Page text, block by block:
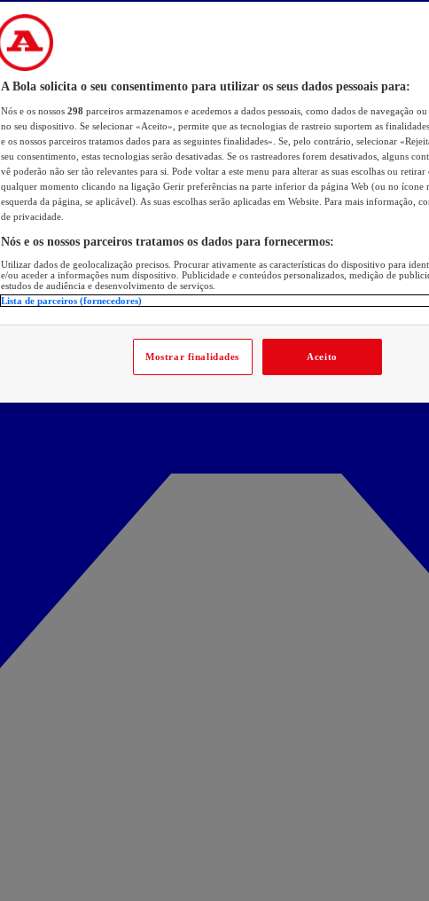
A Bola solicita o seu consentimento para utilizar os seus dados pessoais para:
Nós e os nossos 298 parceiros armazenamos e acedemos a dados pessoais, como dados de navegação
no seu dispositivo. Se selecionar «Aceito», permite que as tecnologias de rastreio suportem as
e os nossos parceiros tratamos dados para as seguintes finalidades». Se, pelo contrário, selecionar
seu consentimento, estas tecnologias serão desativadas. Se os rastreadores forem desativados, alguns
vê poderão não ser tão relevantes para si. Pode voltar a este menu para alterar as suas escolhas ou
qualquer momento clicando na ligação Gerir preferências na parte inferior da página Web (ou no ícone
esquerda da página, se aplicável). As suas escolhas serão aplicadas em Website. Para mais informação,
de privacidade.
Nós e os nossos parceiros tratamos os dados para fornecermos:
Utilizar dados de geolocalização precisos. Procurar ativamente as características do dispositivo para
e/ou aceder a informações num dispositivo. Publicidade e conteúdos personalizados, medição de
estudos de audiência e desenvolvimento de serviços.
Lista de parceiros (fornecedores)
Mostrar finalidades Aceito